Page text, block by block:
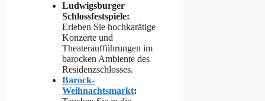
Ludwigsburger
Schlossfestspiele:
Erleben Sie hochkarätige
Konzerte und
Theateraufführungen im
barocken Ambiente des
Residenzschlosses.
Barock-
Weihnachtsmarkt: